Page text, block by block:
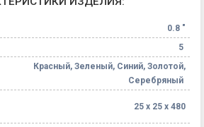
0.8 "
5
Красный, Зеленый, Синий, Золотой,
Серебряный
25 х 25 х 480